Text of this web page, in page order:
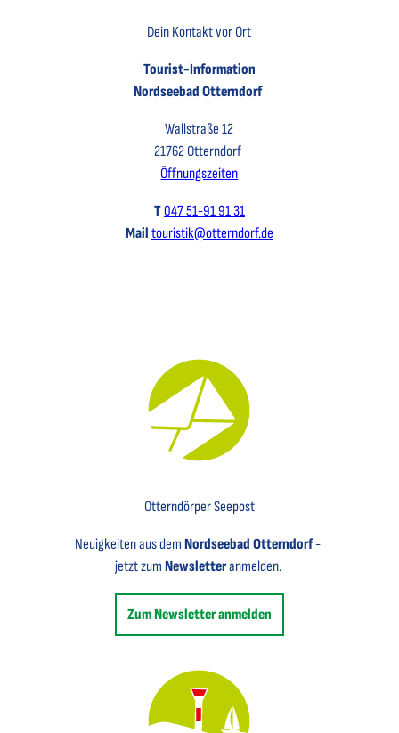
Dein Kontakt vor Ort
Tourist-Information
Nordseebad Otterndorf
Wallstraße 12
21762 Otterndorf
Öffnungszeiten
T047 51-91 91 31
Mail touristik@otterndorf.de
Otterndörper Seepost
Neuigkeiten aus demNordseebad Otterndorf-
jetzt zum Newsletteranmelden.
Zum Newsletter anmelden